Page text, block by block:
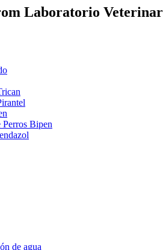
Laboratorio
Bipen